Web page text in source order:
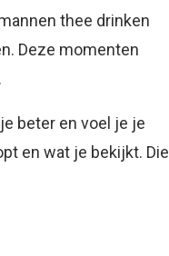
thee drinken
Deze momenten
beter en voel je je
en wat je bekijkt. Die